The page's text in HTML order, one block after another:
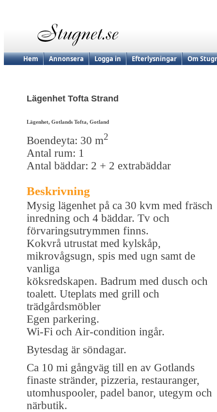
Hem Annonsera Logga in Efterlysningar Om
Lägenhet Tofta Strand
Lägenhet, Gotlands Tofta, Gotland
Boendeyta: 30 m2
Antal rum: 1
Antal bäddar: 2 + 2 extrabäddar
Beskrivning
Mysig lägenhet på ca 30 kvm med fräsch
inredning och 4 bäddar. Tv och
förvaringsutrymmen finns.
Kokvrå utrustat med kylskåp,
mikrovågsugn, spis med ugn samt de
vanliga
köksredskapen. Badrum med dusch och
toalett. Uteplats med grill och
trädgårdsmöbler
Egen parkering.
Wi-Fi och Air-condition ingår.
Bytesdag är söndagar.
Ca 10 mi gångväg till en av Gotlands
finaste stränder, pizzeria, restauranger,
utomhuspooler, padel banor, utegym och
närbutik.